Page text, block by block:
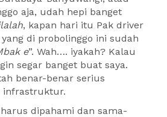
aja, udah hepi banget
, kapan hari itu Pak driver
di probolinggo ini sudah
e”. Wah…. iyakah? Kalau
segar banget buat saya.
benar-benar serius
infrastruktur.
dipahami dan sama-